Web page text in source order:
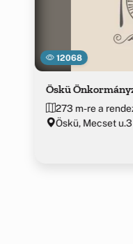
12068
Öskü
273 m-re a
Öskü, Mecset u.3